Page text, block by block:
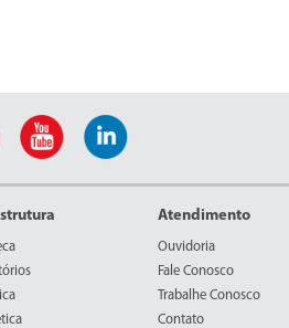
Atendimento
Ouvidoria
Fale Conosco
Trabalhe Conosco
Contato